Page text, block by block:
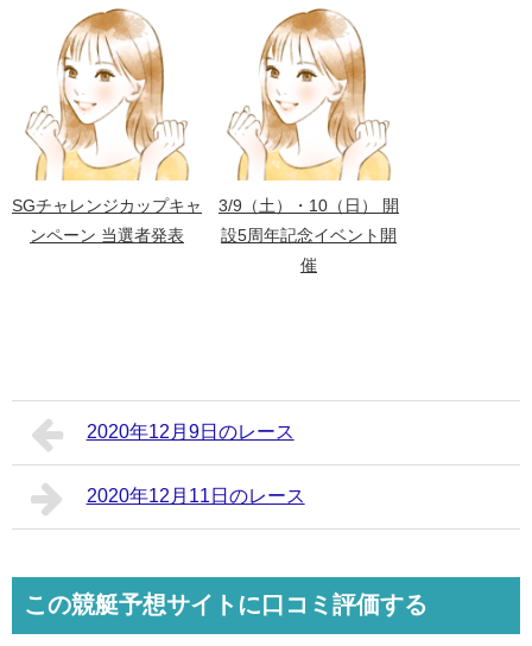
SGチャレンジカップキャ
ンペーン 当選者発表
3/9（土）・10（日） 開
設5周年記念イベント開
催
2020年12月9日のレース
2020年12月11日のレース
この競艇予想サイトに口コミ評価する